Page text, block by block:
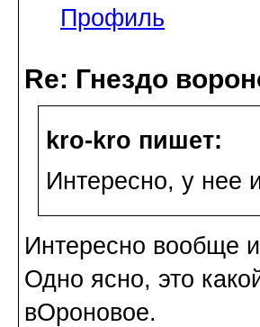
Профиль
Re: Гнездо
kro-kro пишет:
Интересно, у нее
Интересно вообще
Одно ясно, это
вОроновое.